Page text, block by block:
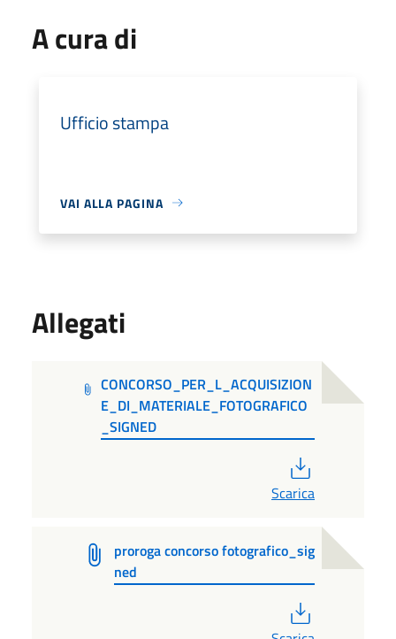
A cura di
Ufficio stampa
VAI ALLA PAGINA
Allegati
CONCORSO_PER_L_ACQUISIZION
E_DI_MATERIALE_FOTOGRAFICO
_SIGNED
Scarica
proroga concorso fotografico_sig
ned